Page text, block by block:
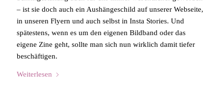
– ist sie doch auch ein Aushängeschild auf unserer Webseite,
in unseren Flyern und auch selbst in Insta Stories. Und
spätestens, wenn es um den eigenen Bildband oder das
eigene Zine geht, sollte man sich nun wirklich damit tiefer
beschäftigen.
Weiterlesen